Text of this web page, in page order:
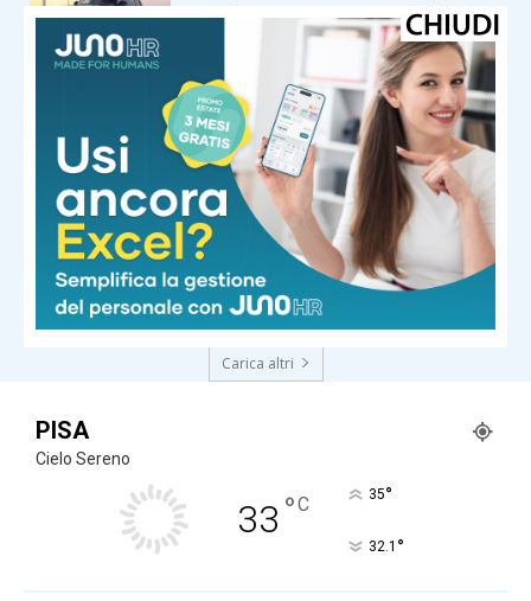
Motori
Mercedes-Benz Marco Polo: il
camper premium diventa ancora più
intelligente
Motori
Opel Corsa GSE: la hot hatch elettrica
da 281 CV
Carica altri
PISA
Cielo Sereno
33 °C 35°
32.1 °